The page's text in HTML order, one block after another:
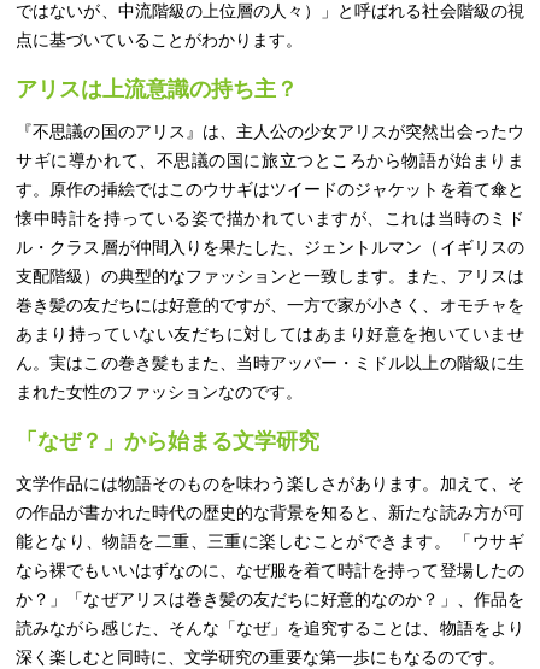
ではないが、中流階級の上位層の人々）」と呼ばれる社会階級の視
点に基づいていることがわかります。
アリスは上流意識の持ち主？
『不思議の国のアリス』は、主人公の少女アリスが突然出会ったウ
サギに導かれて、不思議の国に旅立つところから物語が始まりま
す。原作の挿絵ではこのウサギはツイードのジャケットを着て傘と
懐中時計を持っている姿で描かれていますが、これは当時のミド
ル・クラス層が仲間入りを果たした、ジェントルマン（イギリスの
支配階級）の典型的なファッションと一致します。また、アリスは
巻き髪の友だちには好意的ですが、一方で家が小さく、オモチャを
あまり持っていない友だちに対してはあまり好意を抱いていませ
ん。実はこの巻き髪もまた、当時アッパー・ミドル以上の階級に生
まれた女性のファッションなのです。
「なぜ？」から始まる文学研究
文学作品には物語そのものを味わう楽しさがあります。加えて、そ
の作品が書かれた時代の歴史的な背景を知ると、新たな読み方が可
能となり、物語を二重、三重に楽しむことができます。 「ウサギ
なら裸でもいいはずなのに、なぜ服を着て時計を持って登場したの
か？」「なぜアリスは巻き髪の友だちに好意的なのか？」、作品を
読みながら感じた、そんな「なぜ」を追究することは、物語をより
深く楽しむと同時に、文学研究の重要な第一歩にもなるのです。